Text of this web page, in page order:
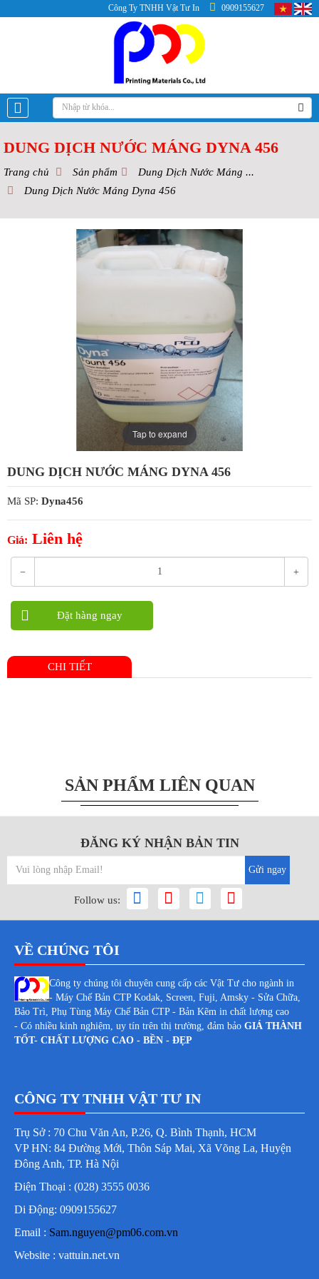
Công Ty TNHH Vật Tư In 0909155627
DUNG DỊCH NƯỚC MÁNG DYNA 456
Trang chủ Sản phẩm
Dung Dịch Nước Máng ...
Dung Dịch Nước Máng Dyna 456
Tap to expand
DUNG DỊCH NƯỚC MÁNG DYNA 456
Mã SP: Dyna456
Giá: Liên hệ
Đặt hàng ngay
CHI TIẾT
SẢN PHẨM LIÊN QUAN
ĐĂNG KÝ NHẬN BẢN TIN
Gửi ngay
Follow us:
VỀ CHÚNG TÔI
Công ty chúng tôi chuyên cung cấp các Vật Tư cho ngành in
- Máy Chế Bản CTP Kodak, Screen, Fuji, Amsky - Sửa Chữa,
Bảo Trì, Phụ Tùng Máy Chế Bản CTP - Bản Kẽm in chất lượng cao
- Có nhiều kinh nghiệm, uy tín trên thị trường, đảm bảo GIÁ THÀNH
TỐT- CHẤT LƯỢNG CAO - BỀN - ĐẸP
CÔNG TY TNHH VẬT TƯ IN
Trụ Sở : 70 Chu Văn An, P.26, Q. Bình Thạnh, HCM
VP HN: 84 Đường Mới, Thôn Sáp Mai, Xã Võng La, Huyện
Đông Anh, TP. Hà Nội
Điện Thoại : (028) 3555 0036
Di Động: 0909155627
Email : Sam.nguyen@pm06.com.vn
Website : vattuin.net.vn